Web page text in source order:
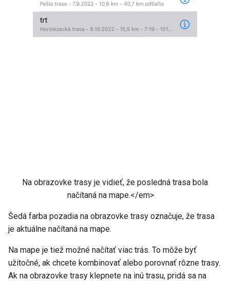
Na obrazovke trasy je vidieť, že posledná trasa bola
načítaná na mape.</em>
Šedá farba pozadia na obrazovke trasy označuje, že trasa
je aktuálne načítaná na mape.
Na mape je tiež možné načítať viac trás. To môže byť
užitočné, ak chcete kombinovať alebo porovnať rôzne trasy.
Ak na obrazovke trasy klepnete na inú trasu, pridá sa na